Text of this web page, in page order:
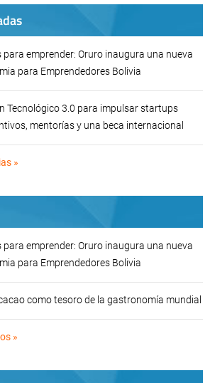
emprender: Oruro inaugura una nueva
para Emprendedores Bolivia
Tecnológico 3.0 para impulsar startups
mentorías y una beca internacional
»
emprender: Oruro inaugura una nueva
para Emprendedores Bolivia
como tesoro de la gastronomía mundial
»